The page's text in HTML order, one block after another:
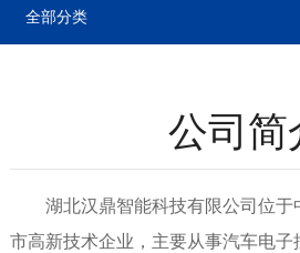
全部分类
公司简
湖北汉鼎智能科技有限公司位
市高新技术企业，主要从事汽车电子